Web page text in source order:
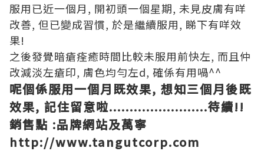
服用已近一個月, 開初頭一個星期, 未見皮膚有咩
改善, 但已變成習慣, 於是繼續服用, 睇下有咩效
果!
之後發覺暗瘡痊癒時間比較未服用前快左, 而且仲
改減淡左瘡印, 膚色均勻左d, 確係有用喎^^
呢個係服用一個月既效果, 想知三個月後既
效果, 記住留意啦........................待續!!
銷售點 :品牌網站及萬寧
http://www.tangutcorp.com